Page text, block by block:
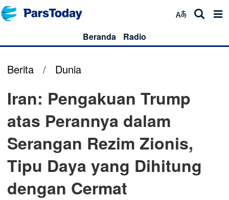
Beranda Radio
Berita / Dunia
Iran: Pengakuan Trump
atas Perannya dalam
Serangan Rezim Zionis,
Tipu Daya yang Dihitung
dengan Cermat